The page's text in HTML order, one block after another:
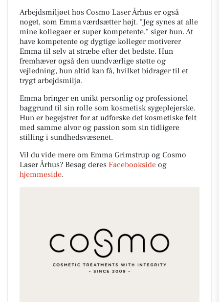
Arbejdsmiljøet hos Cosmo Laser Århus er også
noget, som Emma værdsætter højt. "Jeg synes at alle
mine kollegaer er super kompetente," siger hun. At
have kompetente og dygtige kolleger motiverer
Emma til selv at stræbe efter det bedste. Hun
fremhæver også den uundværlige støtte og
vejledning, hun altid kan få, hvilket bidrager til et
trygt arbejdsmiljø.
Emma bringer en unikt personlig og professionel
baggrund til sin rolle som kosmetisk sygeplejerske.
Hun er begejstret for at udforske det kosmetiske felt
med samme alvor og passion som sin tidligere
stilling i sundhedsvæsenet.
Vil du vide mere om Emma Grimstrup og Cosmo
Laser Århus? Besøg deres Facebookside og
hjemmeside.